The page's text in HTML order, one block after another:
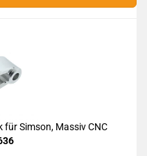
Simson, Massiv CNC